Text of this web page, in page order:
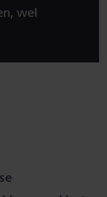
wel